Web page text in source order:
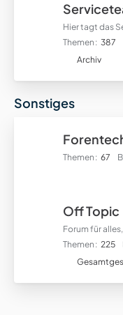
t
e
r
e
Hier tagt das
Themen
387
e
f
o
Archiv
Sonstiges
Themen 67
Off Topic
Forum für
Themen
225